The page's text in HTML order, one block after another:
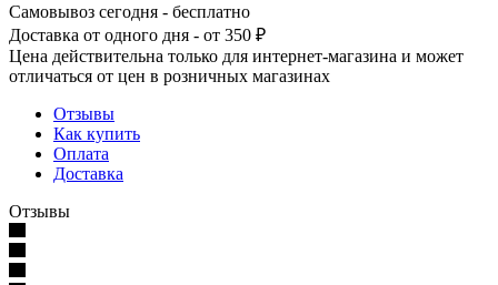
Самовывоз сегодня - бесплатно
Доставка от одного дня - от 350 ₽
Цена действительна только для интернет-магазина и может
отличаться от цен в розничных магазинах
Отзывы
Как купить
Оплата
Доставка
Отзывы